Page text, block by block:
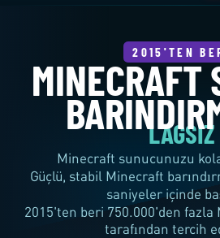
MINECRAFT
LAGSIZ
Minecraft sunucunuzu
Güçlü, stabil Minecraft
saniyeler içinde
2015'ten beri 750.000'den
tarafından tercih